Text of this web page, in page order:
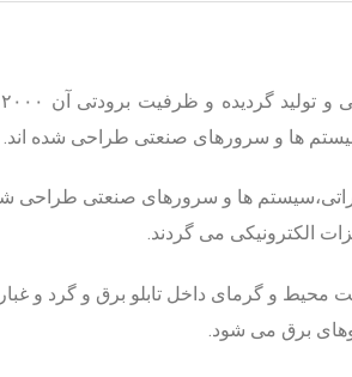
ها و سرورهای صنعتی طراحی شده اند.
ها و سرورهای صنعتی طراحی شده
الکترونیکی می گردند.
محیط و گرمای داخل تابلو برق و گرد و
برق می شود.